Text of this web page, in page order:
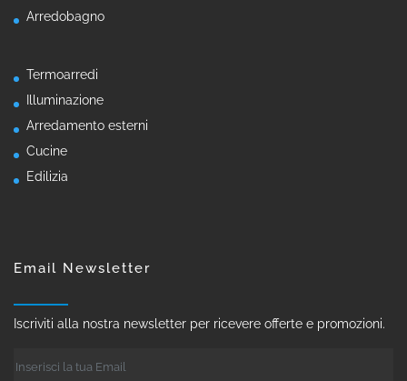
Arredobagno
Termoarredi
Illuminazione
Arredamento esterni
Cucine
Edilizia
Email Newsletter
Iscriviti alla nostra newsletter per ricevere offerte e promozioni.